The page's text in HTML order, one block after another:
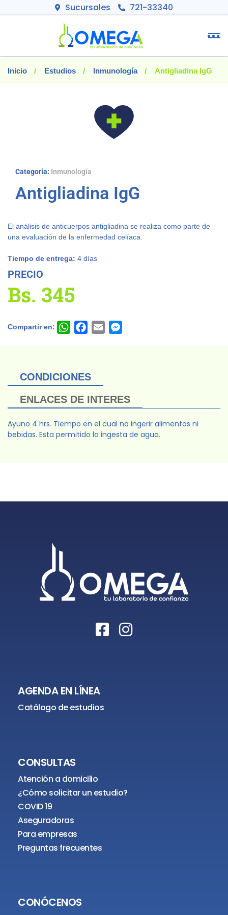
Sucursales 721-33340
Inicio Estudios Inmunología Antigliadina IgG
Categoría: Inmunología
Antigliadina IgG
El análisis de anticuerpos antigliadina se realiza como parte de
una evaluación de la enfermedad celíaca.
Tiempo de entrega: 4 días
PRECIO
Bs. 345
Compartir en: WhatsAppFacebook
Email
CONDICIONES
ENLACES DE INTERES
Ayuno 4 hrs. Tiempo en el cual no ingerir alimentos ni
bebidas. Esta permitido la ingesta de agua.
AGENDA EN LÍNEA
Catálogo de estudios
CONSULTAS
Atención a domicilio
¿Cómo solicitar un estudio?
COVID 19
Aseguradoras
Para empresas
Preguntas frecuentes
CONÓCENOS